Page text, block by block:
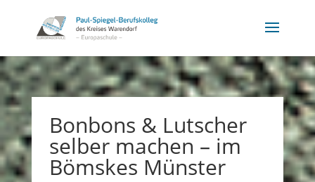
Bonbons & Lutscher
selber machen – im
Bömskes Münster